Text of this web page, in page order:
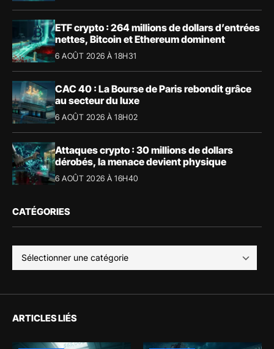
ETF crypto : 264 millions de dollars d’entrées
nettes, Bitcoin et Ethereum dominent
6 AOÛT 2026 À 18H31
CAC 40 : La Bourse de Paris rebondit grâce
au secteur du luxe
6 AOÛT 2026 À 18H02
Attaques crypto : 30 millions de dollars
dérobés, la menace devient physique
6 AOÛT 2026 À 16H40
CATÉGORIES
ARTICLES LIÉS